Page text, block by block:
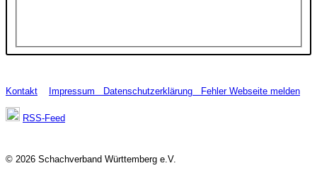
Kontakt Impressum Datenschutzerklärung Fehler Webseite melden
RSS-Feed
© 2026 Schachverband Württemberg e.V.